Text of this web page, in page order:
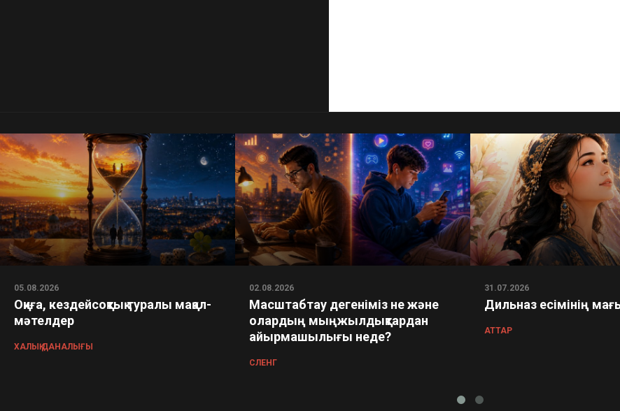
05.08.2026
Оқиға, кездейсоқтық туралы мақал-
мәтелдер
ХАЛЫҚ ДАНАЛЫҒЫ
02.08.2026
Масштабтау дегеніміз не және
олардың мыңжылдықтардан
айырмашылығы неде?
СЛЕНГ
31.07.2026
Дильназ есімінің
АТТАР